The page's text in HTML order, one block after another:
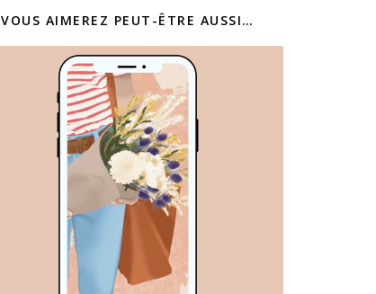
VOUS AIMEREZ PEUT-ÊTRE AUSSI…